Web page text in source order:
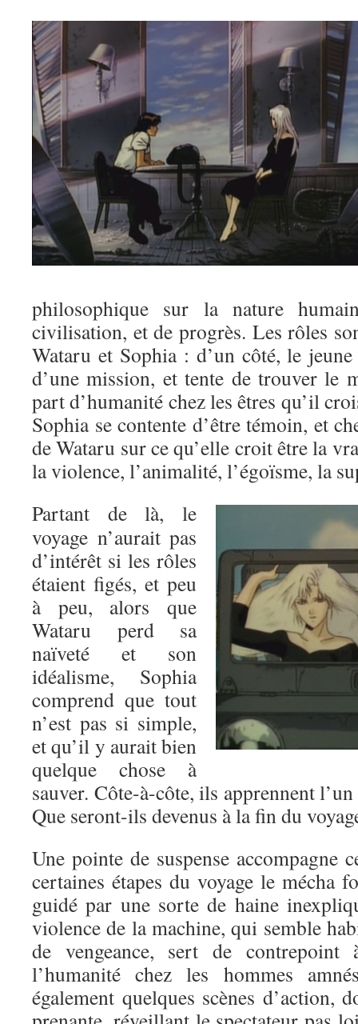
philosophique sur la nature
civilisation, et de progrès. Les rôles
Wataru et Sophia : d’un côté, le
d’une mission, et tente de trouver le
part d’humanité chez les êtres qu’il
Sophia se contente d’être témoin, et
de Wataru sur ce qu’elle croit être la
la violence, l’animalité, l’égoïsme, la
Partant de là, le
voyage n’aurait pas
d’intérêt si les rôles
étaient figés, et peu
à peu, alors que
Wataru perd sa
naïveté et son
idéalisme, Sophia
comprend que tout
n’est pas si simple,
et qu’il y aurait bien
quelque chose à
sauver. Côte-à-côte, ils apprennent
Que seront-ils devenus à la fin du
Une pointe de suspense accompagne
certaines étapes du voyage le mécha
guidé par une sorte de haine
violence de la machine, qui semble
de vengeance, sert de contrepoint
l’humanité chez les hommes
également quelques scènes d’action,